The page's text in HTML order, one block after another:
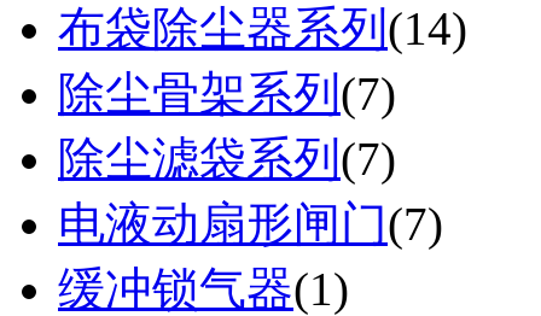
布袋除尘器系列 (14)
除尘骨架系列 (7)
除尘滤袋系列 (7)
电液动扇形闸门(7)
缓冲锁气器(1)